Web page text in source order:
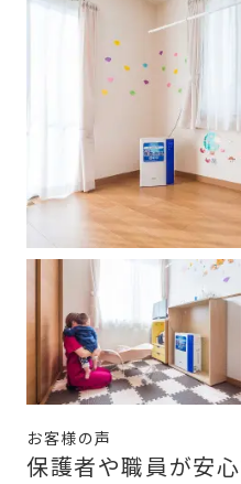
お客様の声
保護者や職員が安